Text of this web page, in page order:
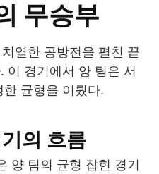
무승부
열한 공방전을 펼친 끝
이 경기에서 양 팀은 서
균형을 이뤘다.
의 흐름
양 팀의 균형 잡힌 경기